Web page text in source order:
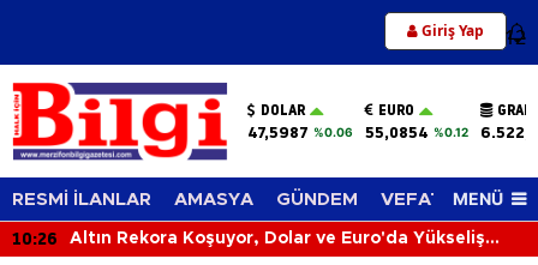
Giriş Yap 12
DOLAR
47,5987 %0.06
EURO
55,0854 %0.12
RESMİ İLANLAR AMASYA GÜNDEM VEFAT EDENLER
MENÜ
10:26
Altın Rekora Koşuyor, Dolar ve Euro'da Yükseliş